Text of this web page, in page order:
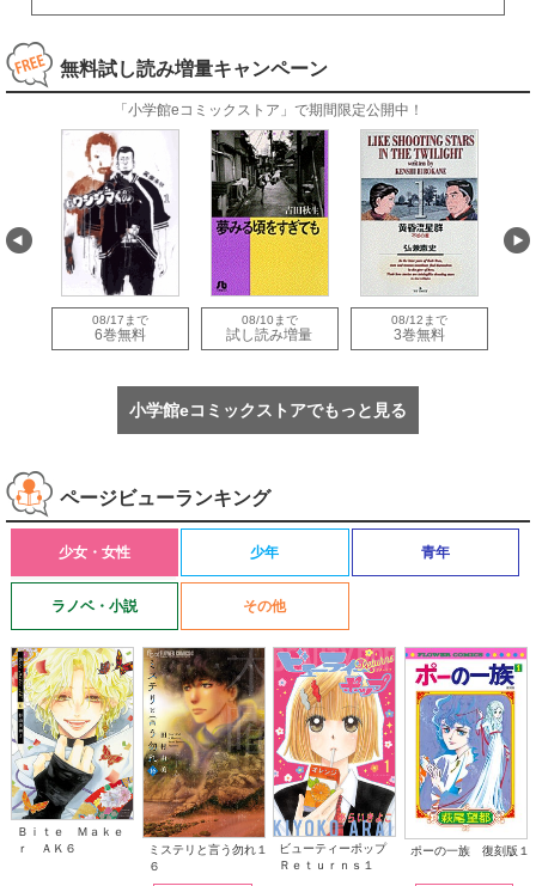
無料試し読み増量キャンペーン
「小学館eコミックストア」で期間限定公開中！
08/17まで
6巻無料
08/10まで
試し読み増量
08/12まで
3巻無料
小学館eコミックストアでもっと見る
ページビューランキング
少女・女性 少年 青年
ラノベ・小説 その他
Ｂｉｔｅ Ｍａｋｅ
ｒ ＡＫ６
ミステリと言う勿れ１
６
ビューティーポップ
Ｒｅｔｕｒｎｓ１
ポーの一族 復刻版１